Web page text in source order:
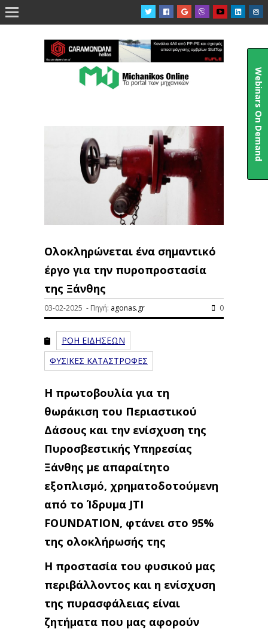

Ολοκληρώνεται ένα σημαντικό
έργο για την πυροπροστασία
της Ξάνθης
03-02-2025 - Πηγή: agonas.gr 0
ΡΟΗ ΕΙΔΗΣΕΩΝ
ΦΥΣΙΚΕΣ ΚΑΤΑΣΤΡΟΦΕΣ
Η πρωτοβουλία για τη
θωράκιση του Περιαστικού
Δάσους και την ενίσχυση της
Πυροσβεστικής Υπηρεσίας
Ξάνθης με απαραίτητο
εξοπλισμό, χρηματοδοτούμενη
από το Ίδρυμα JTI
FOUNDATION, φτάνει στο 95%
της ολοκλήρωσής της
Η προστασία του φυσικού μας
περιβάλλοντος και η ενίσχυση
της πυρασφάλειας είναι
ζητήματα που μας αφορούν
Webinars On Demand